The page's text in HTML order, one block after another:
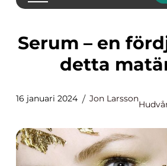
Serum – en fördjupning i
detta
16 januari 2024 Jon Larsson